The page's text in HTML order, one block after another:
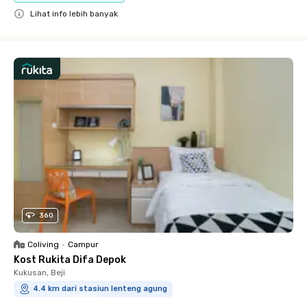
Lihat info lebih banyak
360
Coliving • Campur
Kost Rukita Difa Depok
Kukusan, Beji
4.4 km dari stasiun lenteng agung